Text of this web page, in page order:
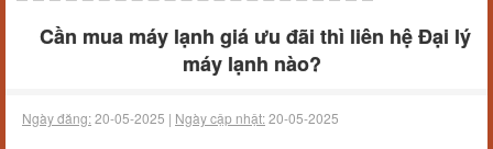
Cần mua máy lạnh giá ưu đãi thì liên hệ Đại lý
máy lạnh nào?
Ngày đăng:20-05-2025 | Ngày cập nhật:20-05-2025